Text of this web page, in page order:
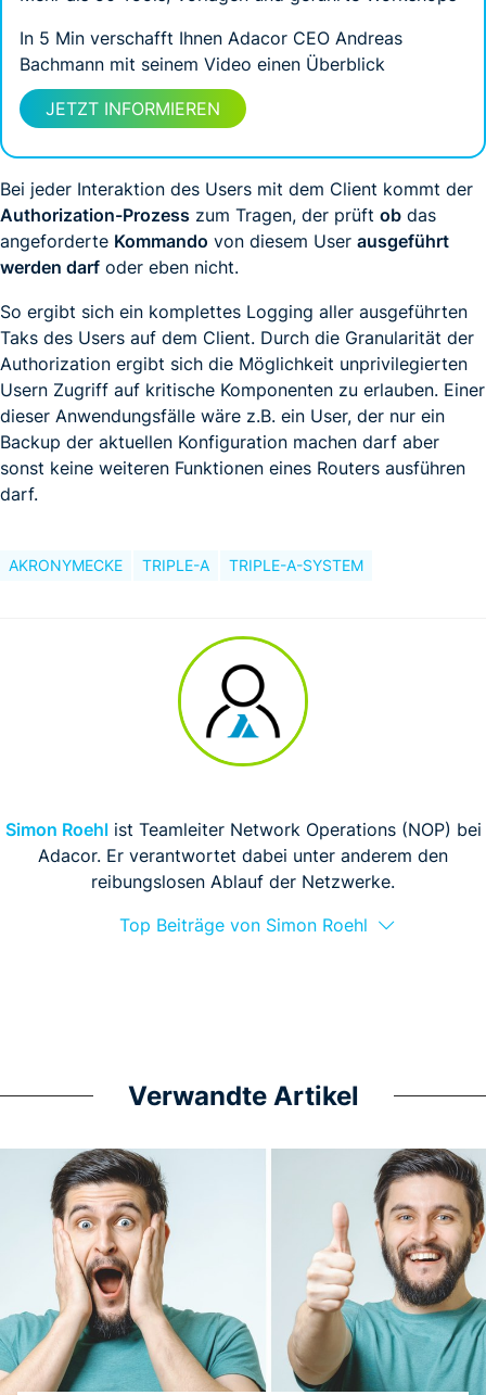
In 5 Min verschafft Ihnen Adacor CEO Andreas
Bachmann mit seinem Video einen Überblick
JETZT INFORMIEREN
Bei jeder Interaktion des Users mit dem Client kommt der
Authorization-Prozess zum Tragen, der prüft ob das
angeforderte Kommando von diesem User ausgeführt
werden darf oder eben nicht.
So ergibt sich ein komplettes Logging aller ausgeführten
Taks des Users auf dem Client. Durch die Granularität der
Authorization ergibt sich die Möglichkeit unprivilegierten
Usern Zugriff auf kritische Komponenten zu erlauben. Einer
dieser Anwendungsfälle wäre z.B. ein User, der nur ein
Backup der aktuellen Konfiguration machen darf aber
sonst keine weiteren Funktionen eines Routers ausführen
darf.
AKRONYMECKE TRIPLE-A TRIPLE-A-SYSTEM
Simon Roehlist Teamleiter Network Operations (NOP) bei
Adacor. Er verantwortet dabei unter anderem den
reibungslosen Ablauf der Netzwerke.
Top Beiträge von Simon Roehl
Verwandte Artikel